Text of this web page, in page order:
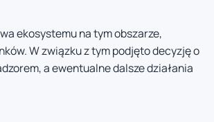
ekosystemu na tym obszarze,
W związku z tym podjęto decyzję o
a ewentualne dalsze działania